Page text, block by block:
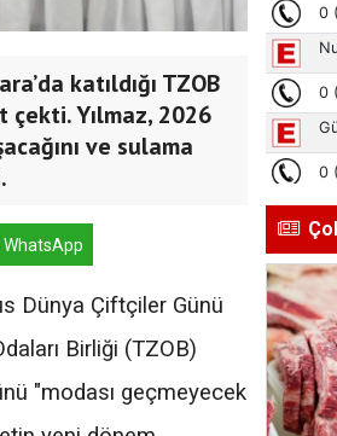
katıldığı TZOB
çekti. Yılmaz, 2026
ve sulama
WhatsApp
Dünya Çiftçiler Günü
Birliği (TZOB)
"modası geçmeyecek